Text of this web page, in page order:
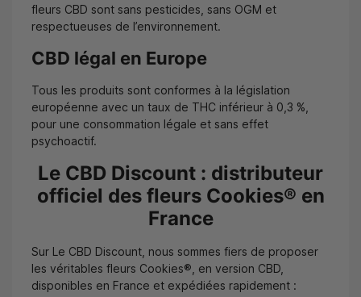
fleurs CBD sont sans pesticides, sans OGM et
respectueuses de l’environnement.
CBD légal en Europe
Tous les produits sont conformes à la législation
européenne avec un taux de THC inférieur à 0,3 %,
pour une consommation légale et sans effet
psychoactif.
Le CBD Discount : distributeur
officiel des fleurs Cookies® en
France
Sur Le CBD Discount, nous sommes fiers de proposer
les véritables fleurs Cookies®, en version CBD,
disponibles en France et expédiées rapidement :